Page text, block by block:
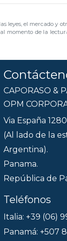
leyes, el mercado
momento de la
CAPORASO &
OPM
Via España
(Al lado de la
Argentina).
Panama.
República de
Teléfonos
Italia: +39 (06)
Panamá: +507